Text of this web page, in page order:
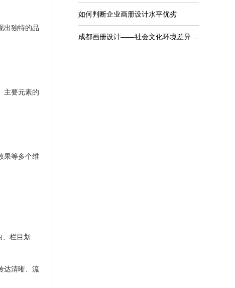
出独特的品
主要元素的
果等多个维
栏目划
达清晰、流
如何判断企业画册设计水平优劣